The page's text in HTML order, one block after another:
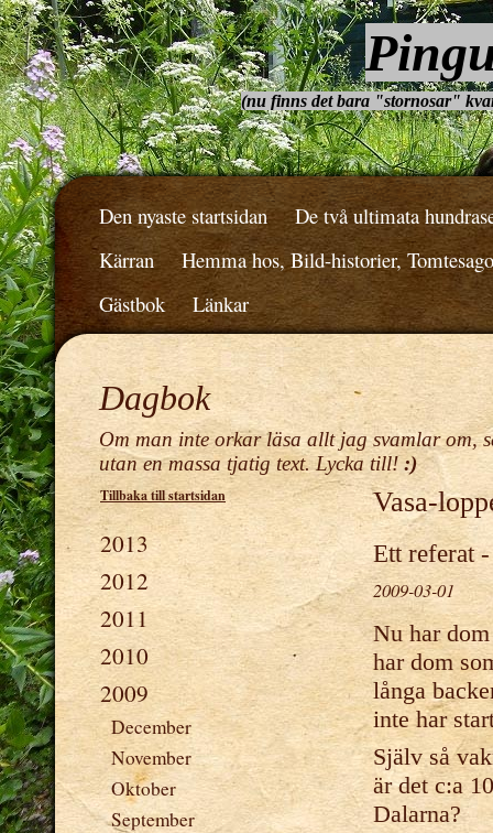
(nu finns det bara "stornosar"
Den nyaste startsidan
De två ultimata
Kärran
Hemma hos, Bild-historier,
Gästbok
Länkar
Dagbok
Om man inte orkar läsa allt jag svamlar om,
utan en massa tjatig text. Lycka till!:)
Tillbaka till startsidan
2013
2012
2011
2010
2009
December
November
Oktober
September
Vasa-
Ett referat
2009-03-01
Nu har
har dom
långa
inte har
Själv så
är det c:a
Dalarna?